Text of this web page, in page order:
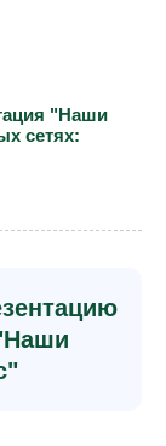
"Наши
сетях: